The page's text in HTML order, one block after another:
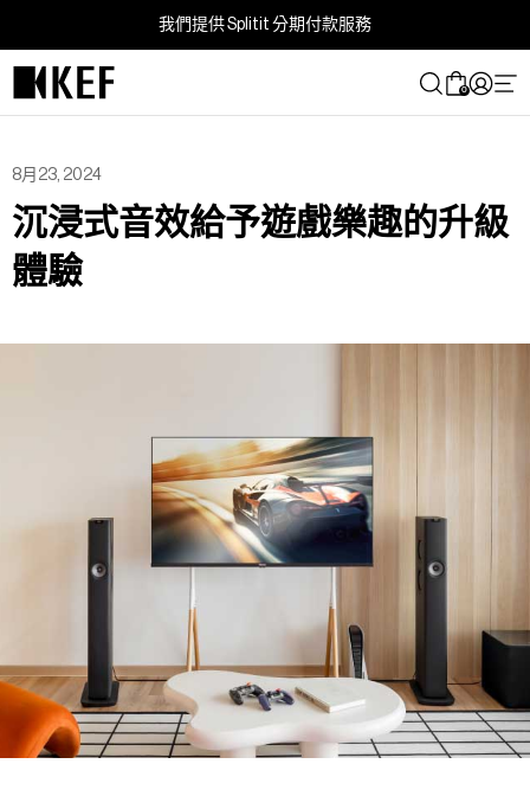
內
容
我們提供 Splitit 分期付款服務
0
8月23, 2024
沉浸式音效給予遊戲樂趣的升級
體驗